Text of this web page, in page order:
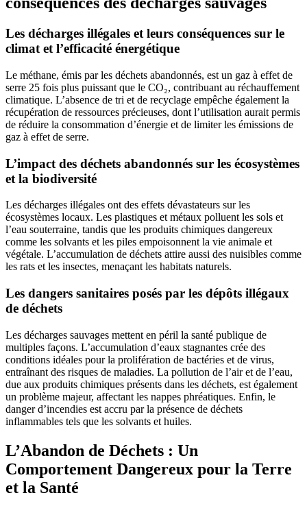
Les décharges illégales et leurs conséquences sur le
climat et l’efficacité énergétique
Le méthane, émis par les déchets abandonnés, est un gaz à effet de
serre 25 fois plus puissant que le CO₂, contribuant au réchauffement
climatique. L’absence de tri et de recyclage empêche également la
récupération de ressources précieuses, dont l’utilisation aurait permis
de réduire la consommation d’énergie et de limiter les émissions de
gaz à effet de serre.
L’impact des déchets abandonnés sur les écosystèmes
et la biodiversité
Les décharges illégales ont des effets dévastateurs sur les
écosystèmes locaux. Les plastiques et métaux polluent les sols et
l’eau souterraine, tandis que les produits chimiques dangereux
comme les solvants et les piles empoisonnent la vie animale et
végétale. L’accumulation de déchets attire aussi des nuisibles comme
les rats et les insectes, menaçant les habitats naturels.
Les dangers sanitaires posés par les dépôts illégaux
de déchets
Les décharges sauvages mettent en péril la santé publique de
multiples façons. L’accumulation d’eaux stagnantes crée des
conditions idéales pour la prolifération de bactéries et de virus,
entraînant des risques de maladies. La pollution de l’air et de l’eau,
due aux produits chimiques présents dans les déchets, est également
un problème majeur, affectant les nappes phréatiques. Enfin, le
danger d’incendies est accru par la présence de déchets
inflammables tels que les solvants et huiles.
L’Abandon de Déchets : Un
Comportement Dangereux pour la Terre
et la Santé